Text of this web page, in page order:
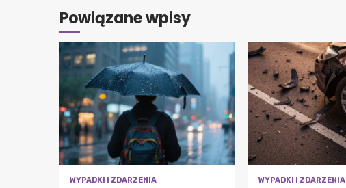
Powiązane wpisy
WYPADKI I ZDARZENIA WYPADKI I ZDARZENIA